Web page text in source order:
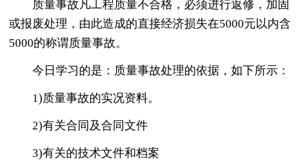
质量事故凡工程质量不合格，必须进行返修，加固
或报废处理，由此造成的直接经济损失在5000元以内含
5000的称谓质量事故。
今日学习的是：质量事故处理的依据，如下所示：
1)质量事故的实况资料。
2)有关合同及合同文件
3)有关的技术文件和档案